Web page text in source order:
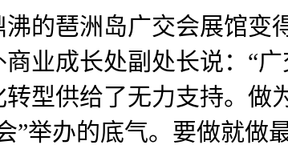
的琶洲岛广交会展馆变
业成长处副处长说：“
型供给了无力支持。做
”举办的底气。要做就做